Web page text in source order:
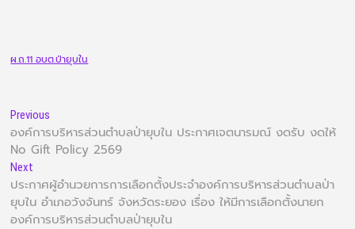
ผ.ถ.11 อบต.ป่ายุบใน
Previous
องค์การบริหารส่วนตำบลป่ายุบใน ประกาศเจตนารมณ์ งดรับ งดให้
No Gift Policy 2569
Next
ประกาศผู้อำนวยการการเลือกตั้งประจำองค์การบริหารส่วนตำบลป่า
ยุบใน อำเภอวังจันทร์ จังหวัดระยอง เรื่อง ให้มีการเลือกตั้งนายก
องค์การบริหารส่วนตำบลป่ายุบใน